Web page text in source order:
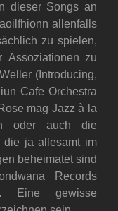
dieser Songs an
allenfalls
zu spielen,
Assoziationen zu
(Introducing,
Cafe Orchestra
mag Jazz à la
oder auch die
die ja allesamt im
beheimatet sind
Records
Eine gewisse